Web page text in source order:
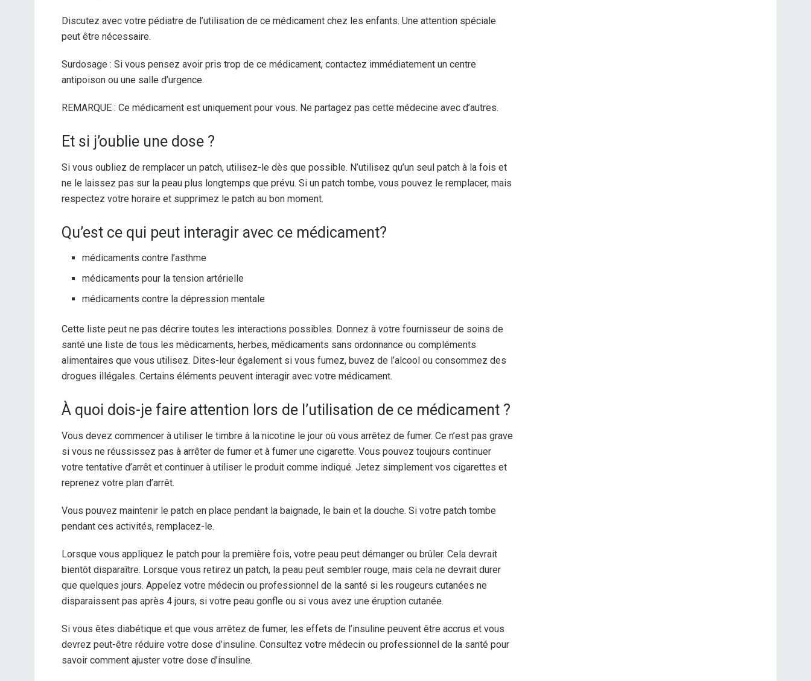
Discutez avec votre pédiatre de l’utilisation de ce médicament chez les enfants. Une attention spéciale
peut être nécessaire.
Surdosage : Si vous pensez avoir pris trop de ce médicament, contactez immédiatement un centre
antipoison ou une salle d’urgence.
REMARQUE : Ce médicament est uniquement pour vous. Ne partagez pas cette médecine avec d’autres.
Et si j’oublie une dose ?
Si vous oubliez de remplacer un patch, utilisez-le dès que possible. N’utilisez qu’un seul patch à la fois et
ne le laissez pas sur la peau plus longtemps que prévu. Si un patch tombe, vous pouvez le remplacer, mais
respectez votre horaire et supprimez le patch au bon moment.
Qu’est ce qui peut interagir avec ce médicament?
médicaments contre l’asthme
médicaments pour la tension artérielle
médicaments contre la dépression mentale
Cette liste peut ne pas décrire toutes les interactions possibles. Donnez à votre fournisseur de soins de
santé une liste de tous les médicaments, herbes, médicaments sans ordonnance ou compléments
alimentaires que vous utilisez. Dites-leur également si vous fumez, buvez de l’alcool ou consommez des
drogues illégales. Certains éléments peuvent interagir avec votre médicament.
À quoi dois-je faire attention lors de l’utilisation de ce médicament ?
Vous devez commencer à utiliser le timbre à la nicotine le jour où vous arrêtez de fumer. Ce n’est pas grave
si vous ne réussissez pas à arrêter de fumer et à fumer une cigarette. Vous pouvez toujours continuer
votre tentative d’arrêt et continuer à utiliser le produit comme indiqué. Jetez simplement vos cigarettes et
reprenez votre plan d’arrêt.
Vous pouvez maintenir le patch en place pendant la baignade, le bain et la douche. Si votre patch tombe
pendant ces activités, remplacez-le.
Lorsque vous appliquez le patch pour la première fois, votre peau peut démanger ou brûler. Cela devrait
bientôt disparaître. Lorsque vous retirez un patch, la peau peut sembler rouge, mais cela ne devrait durer
que quelques jours. Appelez votre médecin ou professionnel de la santé si les rougeurs cutanées ne
disparaissent pas après 4 jours, si votre peau gonfle ou si vous avez une éruption cutanée.
Si vous êtes diabétique et que vous arrêtez de fumer, les effets de l’insuline peuvent être accrus et vous
devrez peut-être réduire votre dose d’insuline. Consultez votre médecin ou professionnel de la santé pour
savoir comment ajuster votre dose d’insuline.